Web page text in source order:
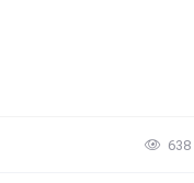
638